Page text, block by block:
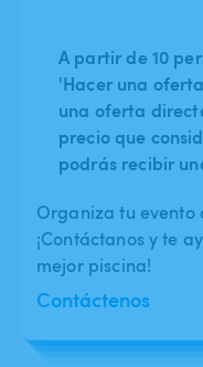
A partir de 10
'Hacer una
una oferta
precio que
podrás recibir
Organiza tu evento
¡Contáctanos y te
mejor piscina!
Contáctenos